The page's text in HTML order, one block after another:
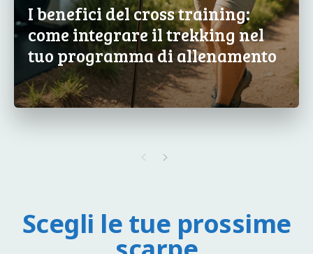
I benefici del cross training:
come integrare il trekking nel
tuo programma di allenamento
Scegli le tue prossime